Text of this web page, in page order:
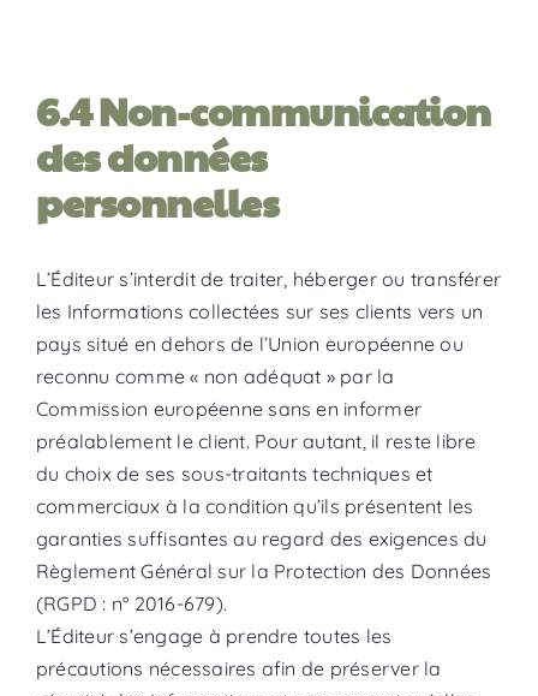
6.4 Non-communication
des données
personnelles
L’Éditeur s’interdit de traiter, héberger ou transférer
les Informations collectées sur ses clients vers un
pays situé en dehors de l’Union européenne ou
reconnu comme « non adéquat » par la
Commission européenne sans en informer
préalablement le client. Pour autant, il reste libre
du choix de ses sous-traitants techniques et
commerciaux à la condition qu’ils présentent les
garanties suffisantes au regard des exigences du
Règlement Général sur la Protection des Données
(RGPD : n° 2016-679).
L’Éditeur s’engage à prendre toutes les
précautions nécessaires afin de préserver la